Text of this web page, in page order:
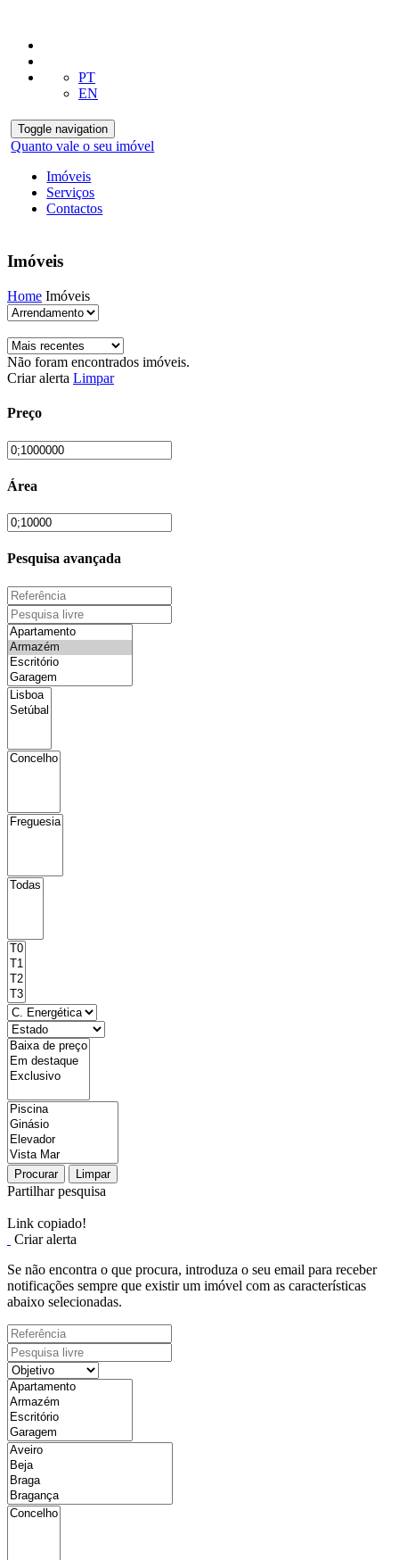
PT
EN
Toggle navigation
Quanto vale o seu imóvel
Imóveis
Serviços
Contactos
Imóveis
Home Imóveis
Não foram encontrados imóveis.
Criar alerta Limpar
Preço
Área
Pesquisa avançada
Procurar Limpar
Partilhar pesquisa
Link copiado!
Criar alerta
Se não encontra o que procura, introduza o seu email para receber
notificações sempre que existir um imóvel com as características
abaixo selecionadas.